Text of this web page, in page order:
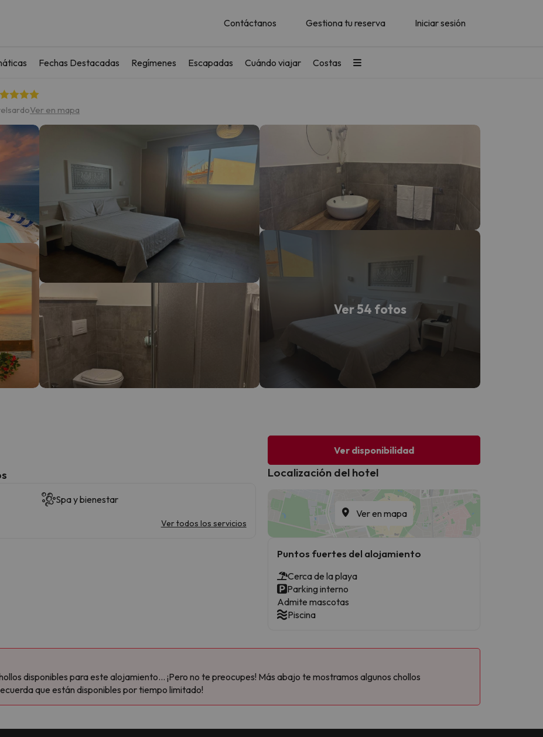
Contáctanos Gestiona tu reserva Iniciar sesión
Fechas Destacadas Regímenes Escapadas Cuándo viajar Costas
Ver en mapa
Ver 54 fotos
Spa y bienestar
Ver todos los servicios
Ver disponibilidad
Localización del hotel
Ver en mapa
Puntos fuertes del alojamiento
Cerca de la playa
Parking interno
Admite mascotas
Piscina
disponibles para este alojamiento... ¡Pero no te preocupes! Más abajo te mostramos algunos chollos
que están disponibles por tiempo limitado!